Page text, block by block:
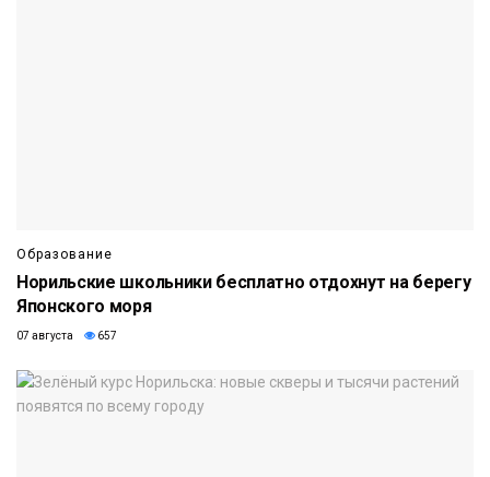
Образование
Норильские школьники бесплатно отдохнут на берегу
Японского моря
07 августа 657